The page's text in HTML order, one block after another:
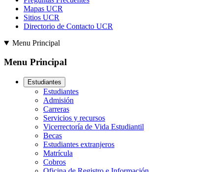
Mapas UCR
Sitios UCR
Directorio de Contacto UCR
Menu Principal
Menu Principal
Estudiantes
Estudiantes
Admisión
Carreras
Servicios y recursos
Vicerrectoría de Vida Estudiantil
Becas
Estudiantes extranjeros
Matrícula
Cobros